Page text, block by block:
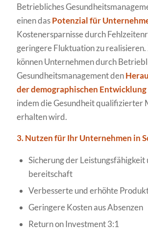
Betriebliches
einen dasPotenzial für
Kostenersparnisse durch
geringere Fluktuation zu
können Unternehmen durch
Gesundheitsmanagement den
der demographischen Entwicklung
indem die Gesundheit qualifizierter
erhalten wird.
3. Nutzen für Ihr Unternehmen in
Sicherung der Leistungsfähigkeit
bereitschaft
Verbesserte und erhöhte
Geringere Kosten aus Absenzen
Return on Investment 3:1